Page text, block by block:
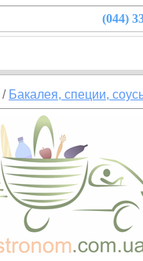
(044)
/ Бакалея, специи,